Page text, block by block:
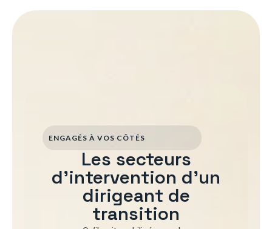
ENGAGÉS À VOS CÔTÉS
Les secteurs
d'intervention d'un
dirigeant de
transition